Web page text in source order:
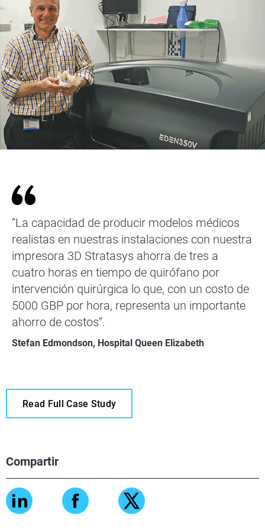
Compartir
“La capacidad de producir modelos médicos
realistas en nuestras instalaciones con nuestra
impresora 3D Stratasys ahorra de tres a
cuatro horas en tiempo de quirófano por
intervención quirúrgica lo que, con un costo de
5000 GBP por hora, representa un importante
ahorro de costos”.
Stefan Edmondson, Hospital Queen Elizabeth
Read Full Case Study